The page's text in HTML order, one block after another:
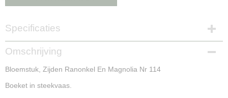
Specificaties
Productcode
NG15173
Omschrijving
Bloemstuk, Zijden Ranonkel En Magnolia Nr 114
Boeket in steekvaas.